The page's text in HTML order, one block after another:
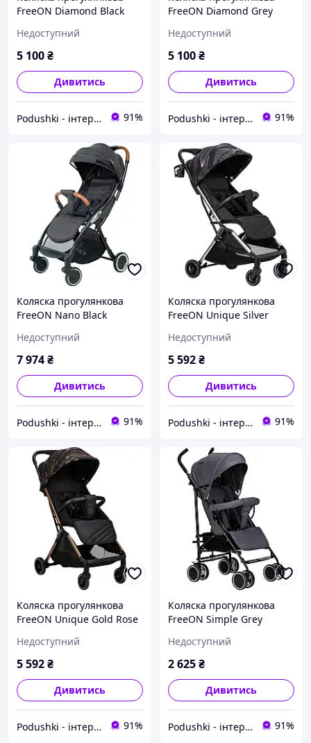
FreeON Diamond Black
Недоступний
5 100₴
Дивитись
Podushki - інтернет-магазин Подушки 91%
FreeON Diamond Grey
Недоступний
5 100₴
Дивитись
Podushki - інтернет-магазин Подушки 91%
Коляска прогулянкова
FreeON Nano Black
Недоступний
7 974₴
Дивитись
Podushki - інтернет-магазин Подушки 91%
Коляска прогулянкова
FreeON Unique Silver
Недоступний
5 592₴
Дивитись
Podushki - інтернет-магазин Подушки 91%
Коляска прогулянкова
FreeON Unique Gold Rose
Недоступний
5 592₴
Дивитись
Podushki - інтернет-магазин Подушки 91%
Коляска прогулянкова
FreeON Simple Grey
Недоступний
2 625₴
Дивитись
Podushki - інтернет-магазин Подушки 91%